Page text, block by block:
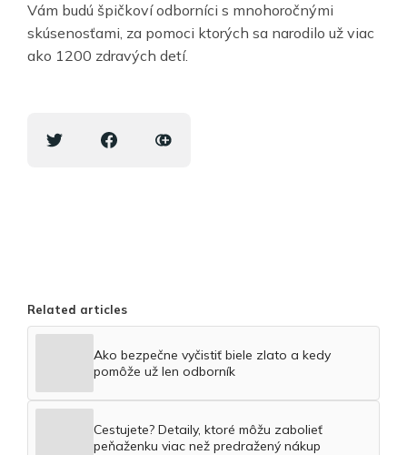
Vám budú špičkoví odborníci s mnohoročnými
skúsenosťami, za pomoci ktorých sa narodilo už viac
ako 1200 zdravých detí.
Related articles
Ako bezpečne vyčistiť biele zlato a kedy
pomôže už len odborník
Cestujete? Detaily, ktoré môžu zabolieť
peňaženku viac než predražený nákup